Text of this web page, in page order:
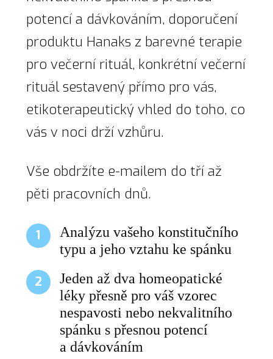
potencí a dávkováním, doporučení
produktu Hanaks z barevné terapie
pro večerní rituál, konkrétní večerní
rituál sestavený přímo pro vás,
etikoterapeutický vhled do toho, co
vás v noci drží vzhůru.
Vše obdržíte e-mailem do tří až
pěti pracovních dnů.
1
Analýzu vašeho konstitučního
typu a jeho vztahu ke spánku
2
Jeden až dva homeopatické
léky přesně pro váš vzorec
nespavosti nebo nekvalitního
spánku s přesnou potencí
a dávkováním